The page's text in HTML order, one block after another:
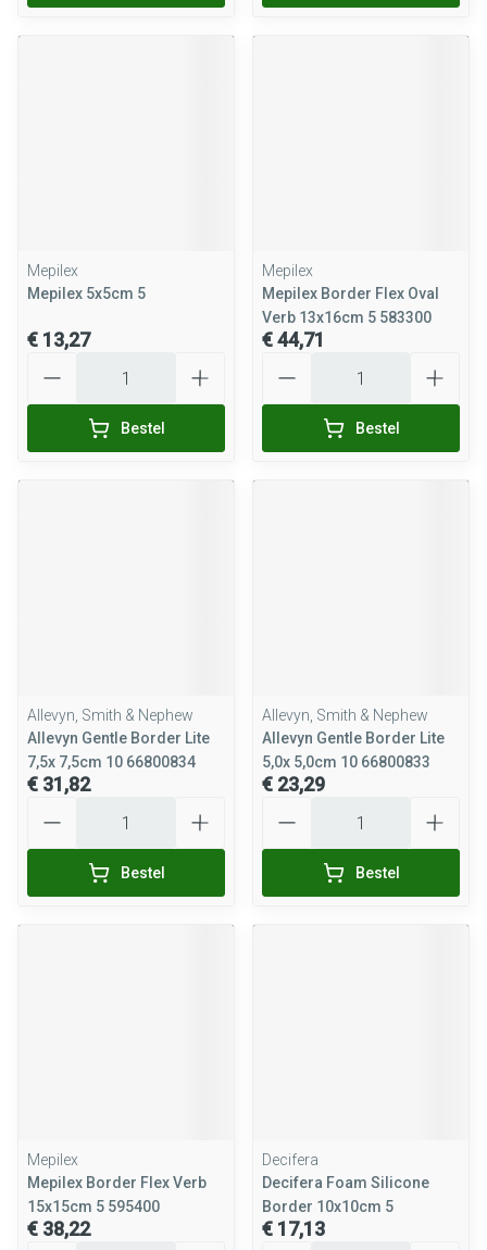
Mepilex
Mepilex 5x5cm 5
€ 13,27
Bestel
Mepilex
Mepilex Border Flex Oval
Verb 13x16cm 5 583300
€ 44,71
Bestel
Allevyn, Smith & Nephew
Allevyn Gentle Border Lite
7,5x 7,5cm 10 66800834
€ 31,82
Bestel
Allevyn, Smith & Nephew
Allevyn Gentle Border Lite
5,0x 5,0cm 10 66800833
€ 23,29
Bestel
Mepilex
Mepilex Border Flex Verb
15x15cm 5 595400
€ 38,22
Decifera
Decifera Foam Silicone
Border 10x10cm 5
€ 17,13